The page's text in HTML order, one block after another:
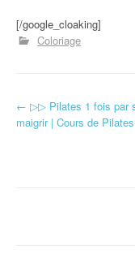
[/google_cloaking]
Coloriage
Navigation
← ▷▷ Pilates 1 fois par
maigrir | Cours de